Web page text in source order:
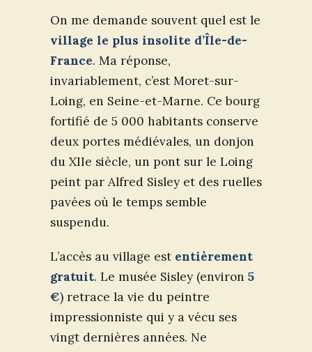
On me demande souvent quel est le
village le plus insolite d’Île-de-
France. Ma réponse,
invariablement, c’est Moret-sur-
Loing, en Seine-et-Marne. Ce bourg
fortifié de 5 000 habitants conserve
deux portes médiévales, un donjon
du XIIe siècle, un pont sur le Loing
peint par Alfred Sisley et des ruelles
pavées où le temps semble
suspendu.
L’accès au village est entièrement
gratuit. Le musée Sisley (environ 5
€) retrace la vie du peintre
impressionniste qui y a vécu ses
vingt dernières années. Ne